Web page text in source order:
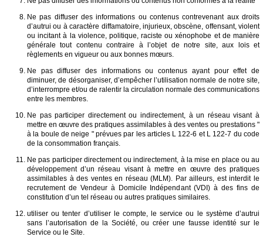
Ne pas diffuser des informations ou contenus contrevenant aux droits
d’autrui ou à caractère diffamatoire, injurieux, obscène, offensant, violent
ou incitant à la violence, politique, raciste ou xénophobe et de manière
générale tout contenu contraire à l’objet de notre site, aux lois et
règlements en vigueur ou aux bonnes mœurs.
Ne pas diffuser des informations ou contenus ayant pour effet de
diminuer, de désorganiser, d’empêcher l’utilisation normale de notre site,
d’interrompre et/ou de ralentir la circulation normale des communications
entre les membres.
Ne pas participer directement ou indirectement, à un réseau visant à
mettre en œuvre des pratiques assimilables à des ventes ou prestations "
à la boule de neige " prévues par les articles L 122-6 et L 122-7 du code
de la consommation français.
Ne pas participer directement ou indirectement, à la mise en place ou au
développement d’un réseau visant à mettre en œuvre des pratiques
assimilables à des ventes en réseau (MLM). Par ailleurs, est interdit le
recrutement de Vendeur à Domicile Indépendant (VDI) à des fins de
constitution d’un tel réseau ou autres pratiques similaires.
utiliser ou tenter d’utiliser le compte, le service ou le système d’autrui
sans l’autorisation de la Société, ou créer une fausse identité sur le
Service ou le Site.